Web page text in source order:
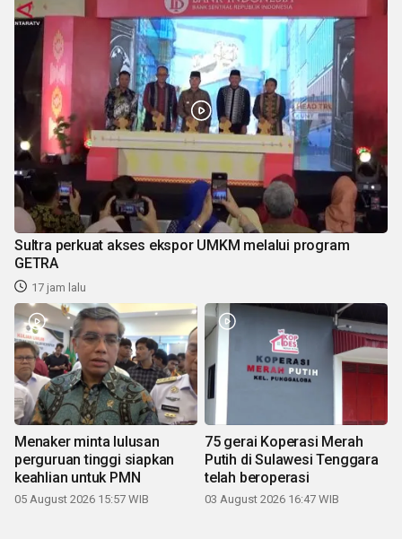
Sultra perkuat akses ekspor UMKM melalui program
GETRA
17 jam lalu
Menaker minta lulusan
perguruan tinggi siapkan
keahlian untuk PMN
05 August 2026 15:57 WIB
75 gerai Koperasi Merah
Putih di Sulawesi Tenggara
telah beroperasi
03 August 2026 16:47 WIB